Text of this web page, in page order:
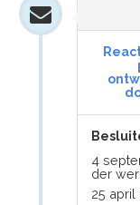
4
der
25 april